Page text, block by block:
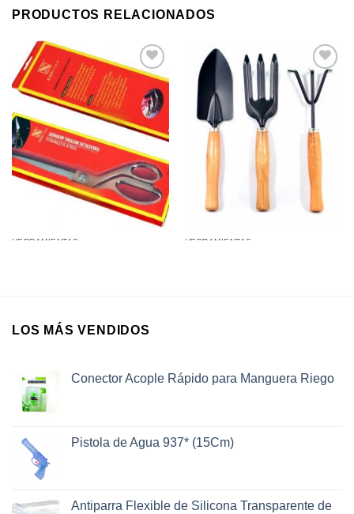
PRODUCTOS RELACIONADOS
Añadir a
favoritos
HERRAMIENTAS
Añadir a
HERRAMIENTAS
LOS MÁS VENDIDOS
Conector Acople Rápido para Manguera Riego
Pistola de Agua 937* (15Cm)
Antiparra Flexible de Silicona Transparente de